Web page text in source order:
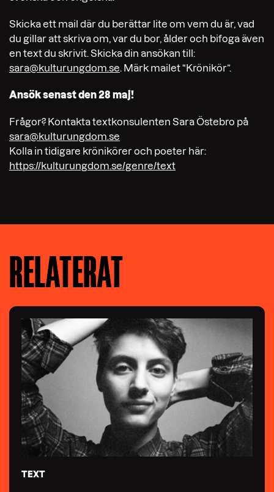
Skicka ett mail där du berättar lite om vem du är, vad
du gillar att skriva om, var du bor, ålder och bifoga även
en text du skrivit. Skicka din ansökan till:
sara@kulturungdom.se. Märk mailet “Krönikör”.
Ansök senast den 28 maj!
Frågor? Kontakta textkonsulenten Sara Östebro på
sara@kulturungdom.se
Kolla in tidigare krönikörer och poeter här:
https://kulturungdom.se/genre/text
RELATERAT
TEXT